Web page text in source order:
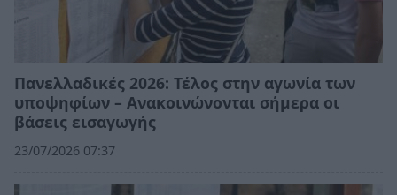
Πανελλαδικές 2026: Τέλος στην αγωνία των
υποψηφίων – Ανακοινώνονται σήμερα οι
βάσεις εισαγωγής
23/07/2026 07:37